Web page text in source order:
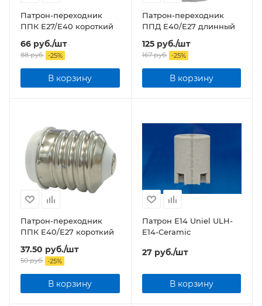
Патрон-переходник
ППК Е27/Е40 короткий
66 руб./шт
88руб. -25%
В корзину
Патрон-переходник
ППД Е40/Е27 длинный
125руб./шт
167руб. -25%
В корзину
Патрон-переходник
ППК Е40/Е27 короткий
37.50 руб./шт
50руб. -25%
В корзину
Патрон Е14 Uniel ULH-
E14-Ceramic
27руб./шт
В корзину